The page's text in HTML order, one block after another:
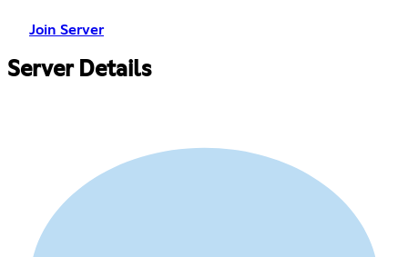
Join Server
Server Details